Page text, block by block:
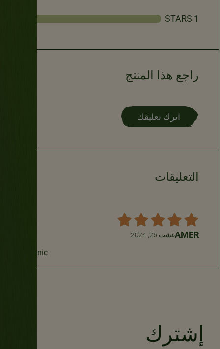
1 STARS
راجع هذا المنتج
اترك تعليقك
التعليقات
AMERغشت 26, 2024
Iconic...
إشترك